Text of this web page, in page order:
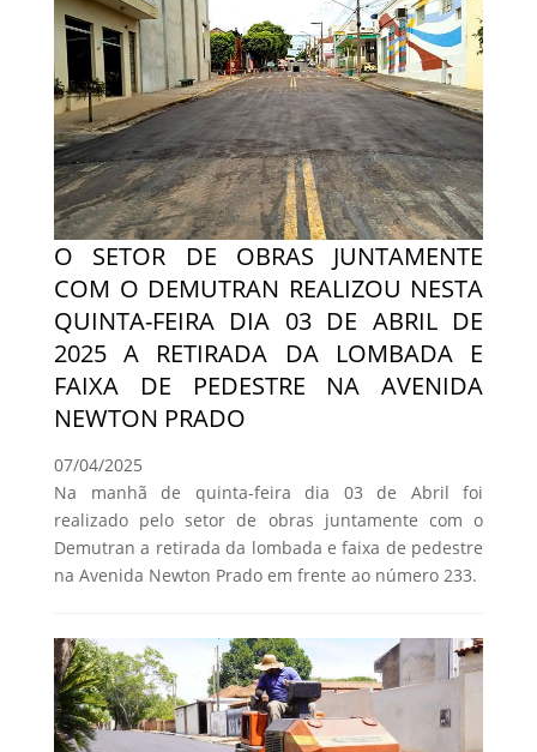
O SETOR DE OBRAS JUNTAMENTE
COM O DEMUTRAN REALIZOU NESTA
QUINTA-FEIRA DIA 03 DE ABRIL DE
2025 A RETIRADA DA LOMBADA E
FAIXA DE PEDESTRE NA AVENIDA
NEWTON PRADO
07/04/2025
Na manhã de quinta-feira dia 03 de Abril foi
realizado pelo setor de obras juntamente com o
Demutran a retirada da lombada e faixa de pedestre
na Avenida Newton Prado em frente ao número 233.